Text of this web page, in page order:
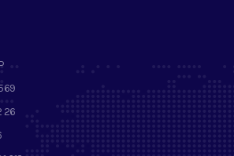
26